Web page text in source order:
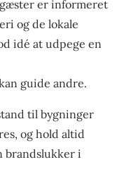
er informeret
og de lokale
idé at udpege en
guide andre.
til bygninger
og hold altid
brandslukker i